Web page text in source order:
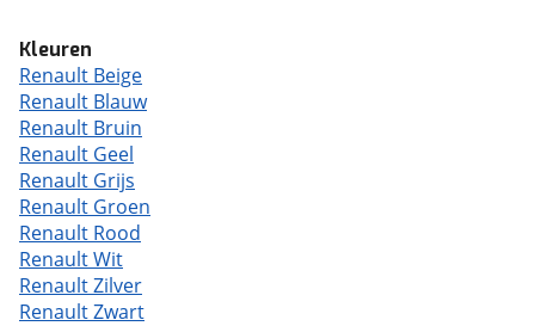
Kleuren
Renault Beige
Renault Blauw
Renault Bruin
Renault Geel
Renault Grijs
Renault Groen
Renault Rood
Renault Wit
Renault Zilver
Renault Zwart